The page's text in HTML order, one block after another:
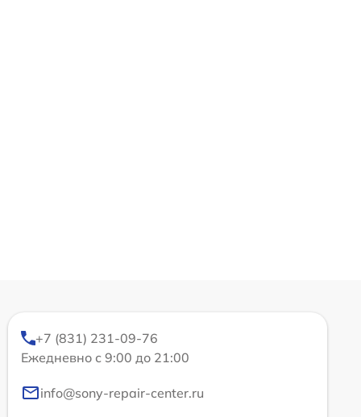
+7 (831) 231-09-76
Ежедневно с 9:00 до 21:00
info@sony-repair-center.ru